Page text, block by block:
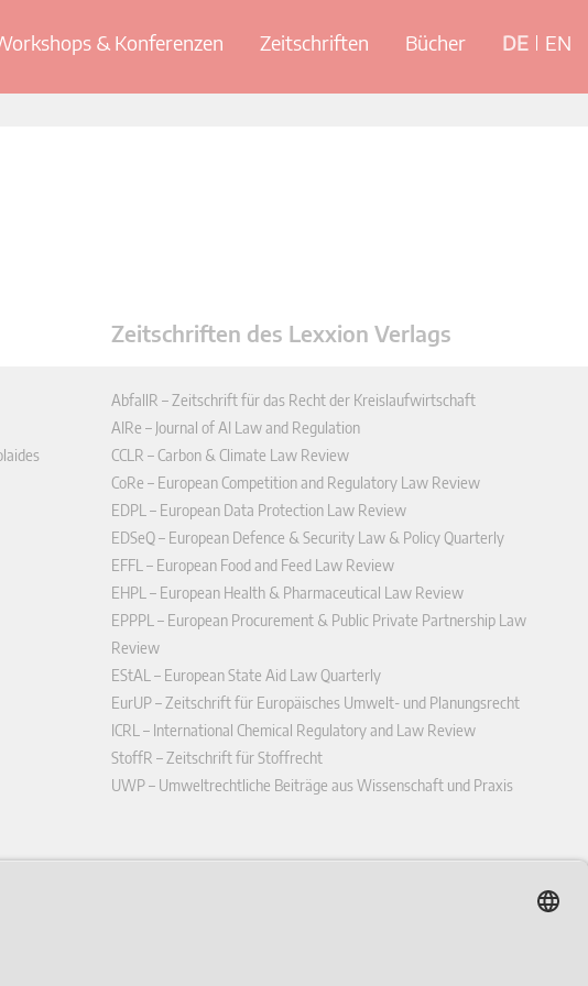
& Konferenzen Zeitschriften Bücher DE EN
Zeitschriften des Lexxion Verlags
AbfallR – Zeitschrift für das Recht der Kreislaufwirtschaft
AIRe – Journal of AI Law and Regulation
CCLR – Carbon & Climate Law Review
CoRe – European Competition and Regulatory Law Review
EDPL – European Data Protection Law Review
EDSeQ – European Defence & Security Law & Policy Quarterly
EFFL – European Food and Feed Law Review
EHPL – European Health & Pharmaceutical Law Review
EPPPL – European Procurement & Public Private Partnership Law
Review
EStAL – European State Aid Law Quarterly
EurUP – Zeitschrift für Europäisches Umwelt- und Planungsrecht
ICRL – International Chemical Regulatory and Law Review
StoffR – Zeitschrift für Stoffrecht
UWP – Umweltrechtliche Beiträge aus Wissenschaft und Praxis